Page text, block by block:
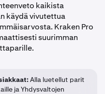
kaikista
käydä vivutettua
Kraken Pro
suurimman
Alla luetellut parit
ja Yhdysvaltojen